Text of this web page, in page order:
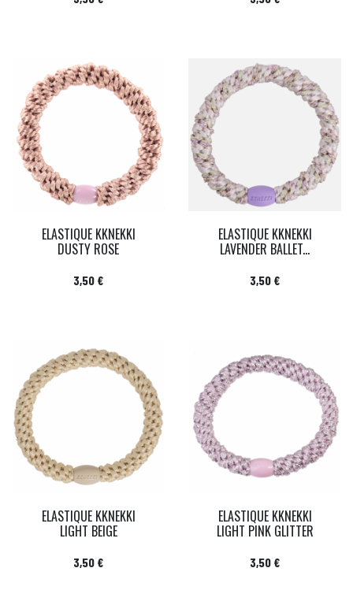
ELASTIQUE KKNEKKI
DUSTY ROSE
Prix
3,50 €
ELASTIQUE KKNEKKI
LAVENDER BALLET...
Prix
3,50 €
ELASTIQUE KKNEKKI
LIGHT BEIGE
Prix
3,50 €
ELASTIQUE KKNEKKI
LIGHT PINK GLITTER
Prix
3,50 €